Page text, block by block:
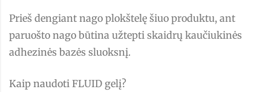
Prieš dengiant nago plokštelę šiuo produktu, ant
paruošto nago būtina užtepti skaidrų kaučiukinės
adhezinės bazės sluoksnį.
Kaip naudoti FLUID gelį?